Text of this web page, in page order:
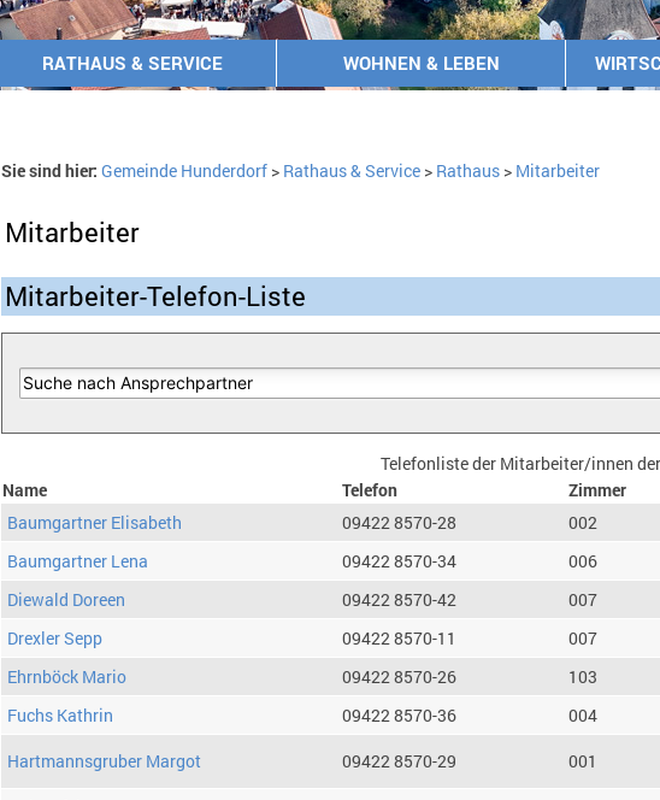
RATHAUS & SERVICE WOHNEN & LEBEN
Sie sind hier: Gemeinde Hunderdorf> Rathaus & Service> Rathaus> Mitarbeiter
Mitarbeiter
Mitarbeiter-Telefon-Liste
Telefonliste der Mitarbeiter/innen
Name
Telefon Zimmer
Baumgartner Elisabeth
09422 8570-28 002
Baumgartner Lena
09422 8570-34 006
Diewald Doreen
09422 8570-42 007
Drexler Sepp
09422 8570-11 007
Ehrnböck Mario
09422 8570-26 103
Fuchs Kathrin
09422 8570-36 004
Hartmannsgruber Margot
09422 8570-29 001